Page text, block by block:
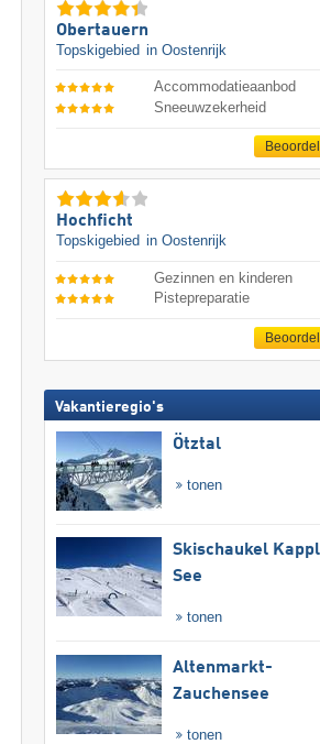
Obertauern
Topskigebied in Oostenrijk
Accommodatieaanbod
Sneeuwzekerheid
Hochficht
Topskigebied in Oostenrijk
Gezinnen en kinderen
Pistepreparatie
Vakantieregio's
Ötztal
tonen
Skischaukel
See
tonen
Altenmarkt-
Zauchensee
tonen